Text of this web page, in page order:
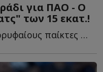
για ΠΑΟ - Ο
των 15 εκατ.!
Αποτελεί έναν από τους κορυφαίους παίκτες στις μετρήσεις π...